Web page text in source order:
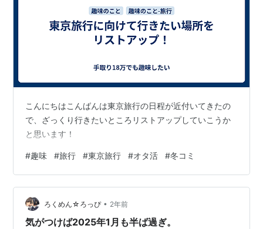
こんにちはこんばんは東京旅行の日程が近付いてきたの
で、ざっくり行きたいところリストアップしていこうか
と思います！
#趣味 #旅行 #東京旅行 #オタ活 #冬コミ
ろくめん☆ろっぴ • 2年前
気がつけば2025年1月も半ば過ぎ。